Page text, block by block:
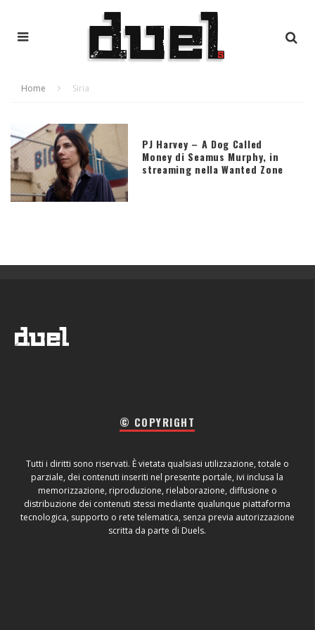
Home Siria
PJ Harvey – A Dog Called
Money di Seamus Murphy, in
streaming nella Wanted Zone
© COPYRIGHT
Tutti i diritti sono riservati. È vietata qualsiasi utilizzazione, totale o
parziale, dei contenuti inseriti nel presente portale, ivi inclusa la
memorizzazione, riproduzione, rielaborazione, diffusione o
distribuzione dei contenuti stessi mediante qualunque piattaforma
tecnologica, supporto o rete telematica, senza previa autorizzazione
scritta da parte di Duels.